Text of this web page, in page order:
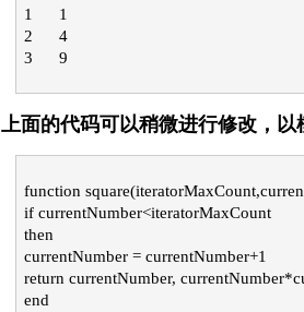
1	1
2	4
3	9
上面的代码可以稍微进行修改，以
function
if currentNumber<iteratorMaxCount
then
currentNumber = currentNumber+1
return currentNumber,
end